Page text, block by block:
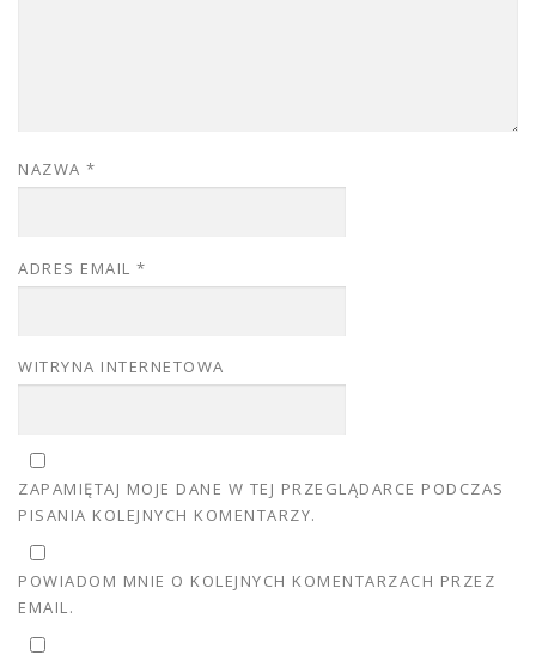
NAZWA *
ADRES EMAIL *
WITRYNA INTERNETOWA
ZAPAMIĘTAJ MOJE DANE W TEJ PRZEGLĄDARCE PODCZAS
PISANIA KOLEJNYCH KOMENTARZY.
POWIADOM MNIE O KOLEJNYCH KOMENTARZACH PRZEZ
EMAIL.